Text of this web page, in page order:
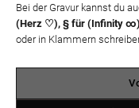
Bei der Gravur kannst du
(Herz ♡), § für (Infinity ∞)
oder in Klammern